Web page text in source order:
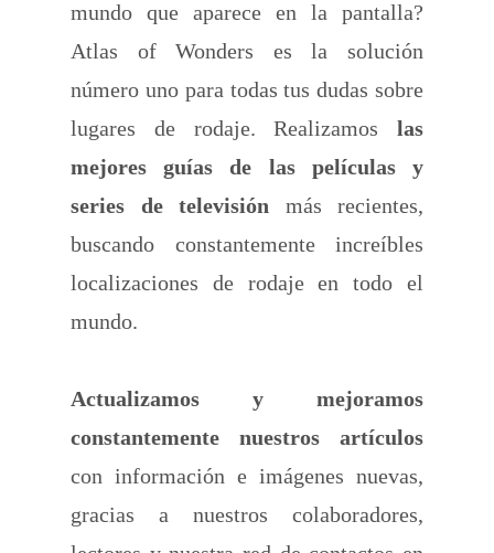
mundo que aparece en la pantalla?
Atlas of Wonders es la solución
número uno para todas tus dudas sobre
lugares de rodaje. Realizamos las
mejores guías de las películas y
series de televisión más recientes,
buscando constantemente increíbles
localizaciones de rodaje en todo el
mundo.
Actualizamos y mejoramos
constantemente nuestros artículos
con información e imágenes nuevas,
gracias a nuestros colaboradores,